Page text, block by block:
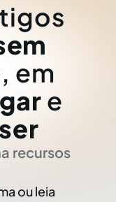
, em
e
recursos
ou leia